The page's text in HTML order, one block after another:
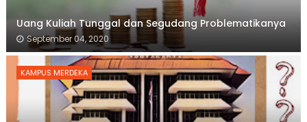
Uang Kuliah Tunggal dan Segudang Problematikanya
September 04, 2020
KAMPUS MERDEKA